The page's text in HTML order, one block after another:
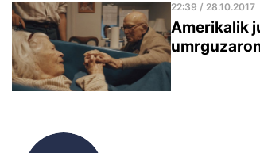
22:39 / 28.10.2017
Amerikalik